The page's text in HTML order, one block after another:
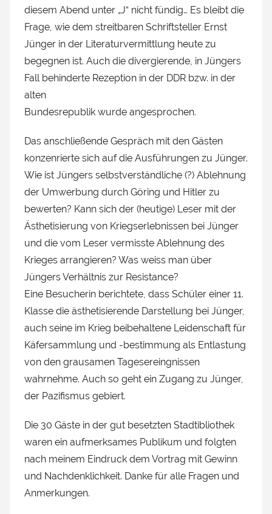
diesem Abend unter „J“ nicht fündig… Es bleibt die
Frage, wie dem streitbaren Schriftsteller Ernst
Jünger in der Literaturvermittlung heute zu
begegnen ist. Auch die divergierende, in Jüngers
Fall behinderte Rezeption in der DDR bzw. in der
alten
Bundesrepublik wurde angesprochen.
Das anschließende Gespräch mit den Gästen
konzenrierte sich auf die Ausführungen zu Jünger.
Wie ist Jüngers selbstverständliche (?) Ablehnung
der Umwerbung durch Göring und Hitler zu
bewerten? Kann sich der (heutige) Leser mit der
Ästhetisierung von Kriegserlebnissen bei Jünger
und die vom Leser vermisste Ablehnung des
Krieges arrangieren? Was weiss man über
Jüngers Verhältnis zur Resistance?
Eine Besucherin berichtete, dass Schüler einer 11.
Klasse die ästhetisierende Darstellung bei Jünger,
auch seine im Krieg beibehaltene Leidenschaft für
Käfersammlung und -bestimmung als Entlastung
von den grausamen Tagesereingnissen
wahrnehme. Auch so geht ein Zugang zu Jünger,
der Pazifismus gebiert.
Die 30 Gäste in der gut besetzten Stadtibliothek
waren ein aufmerksames Publikum und folgten
nach meinem Eindruck dem Vortrag mit Gewinn
und Nachdenklichkeit. Danke für alle Fragen und
Anmerkungen.